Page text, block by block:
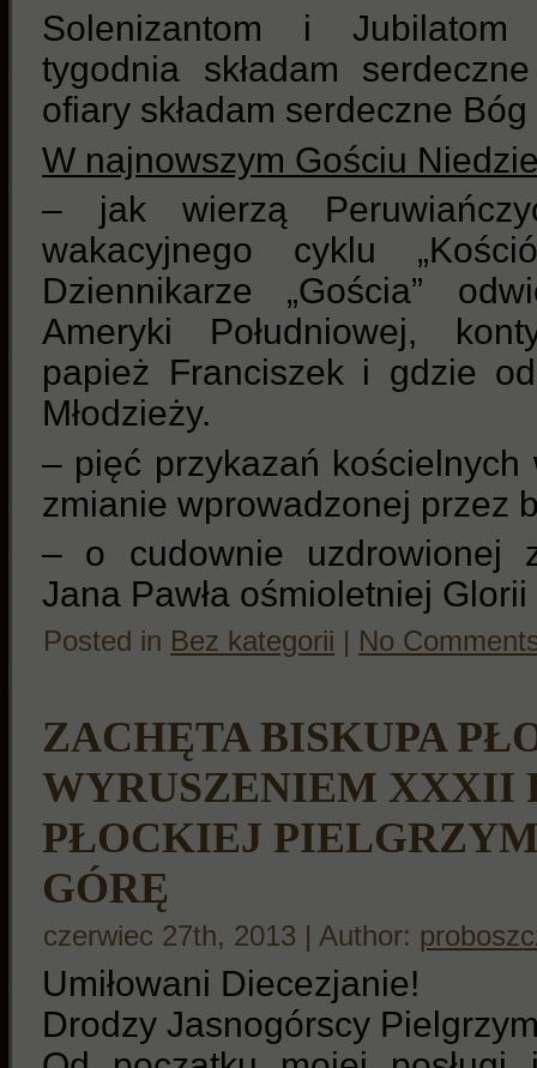
Solenizantom i Jubilatom
tygodnia składam
ofiary składam serdeczne Bóg
W najnowszym Gościu
– jak wierzą
wakacyjnego cyklu
Dziennikarze „Gościa”
Ameryki Południowej,
papież Franciszek i gdzie
Młodzieży.
– pięć przykazań
zmianie wprowadzonej przez
– o cudownie uzdrowionej
Jana Pawła ośmioletniej
Posted in Bez kategorii | No
ZACHĘTA BISKUPA
WYRUSZENIEM XXXII
PŁOCKIEJ
GÓRĘ
czerwiec 27th, 2013 | Author:
Umiłowani Diecezjanie!
Drodzy Jasnogórscy